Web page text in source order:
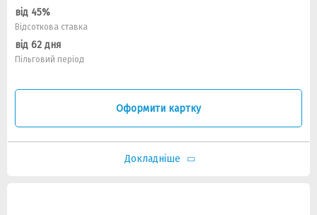
від 45%
Відсоткова ставка
від 62 дня
Пільговий період
Оформити картку
Докладніше